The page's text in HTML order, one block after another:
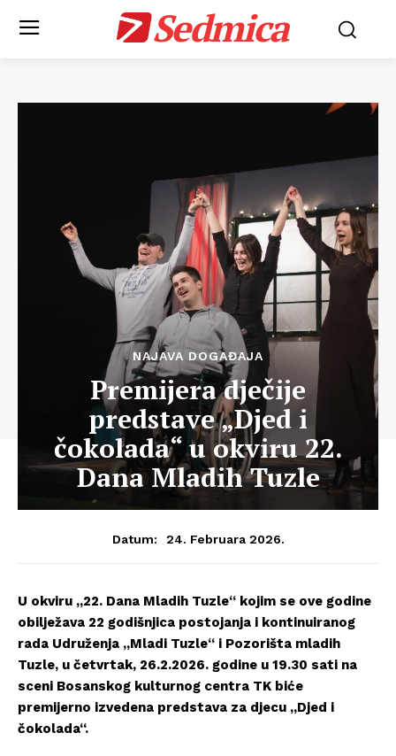
Sedmica
NAJAVA DOGAĐAJA
Premijera dječije
predstave „Djed i
čokolada“ u okviru 22.
Dana Mladih Tuzle
Datum: 24. Februara 2026.
U okviru „22. Dana Mladih Tuzle“ kojim se ove godine
obilježava 22 godišnjica postojanja i kontinuiranog
rada Udruženja „Mladi Tuzle“ i Pozorišta mladih
Tuzle, u četvrtak, 26.2.2026. godine u 19.30 sati na
sceni Bosanskog kulturnog centra TK biće
premijerno izvedena predstava za djecu „Djed i
čokolada“.